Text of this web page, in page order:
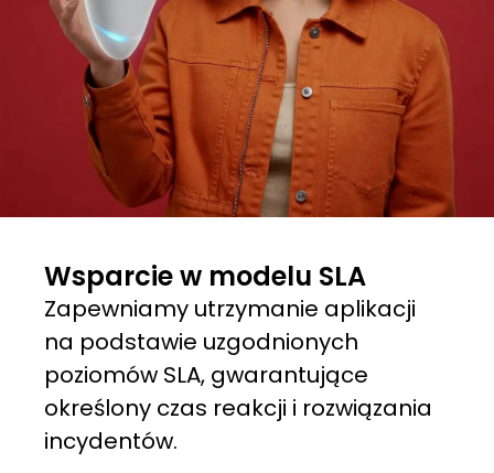
Wsparcie w modelu SLA
Zapewniamy utrzymanie aplikacji
na podstawie uzgodnionych
poziomów SLA, gwarantujące
określony czas reakcji i rozwiązania
incydentów.